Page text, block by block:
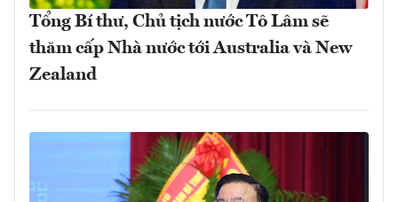
Tổng Bí thư, Chủ tịch nước Tô Lâm sẽ
thăm cấp Nhà nước tới Australia và New
Zealand